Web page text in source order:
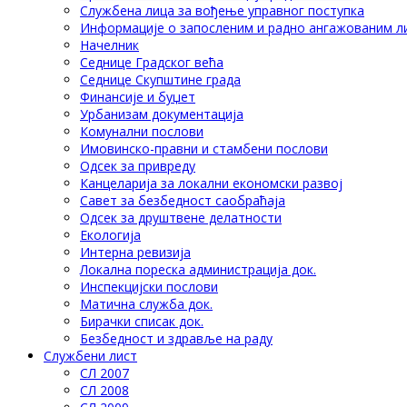
Службена лица за вођење управног поступка
Информације о запосленим и радно ангажованим
Начелник
Седнице Градског већа
Седнице Скупштине града
Финансије и буџет
Урбанизам документација
Комунални послови
Имовинско-правни и стамбени послови
Одсек за привреду
Канцеларија за локални економски развој
Савет за безбедност саобраћаја
Одсек за друштвене делатности
Eкологија
Интерна ревизија
Локална пореска администрација док.
Инспекцијски послови
Матична служба док.
Бирачки списак док.
Безбедност и здравље на раду
Службени лист
СЛ 2007
СЛ 2008